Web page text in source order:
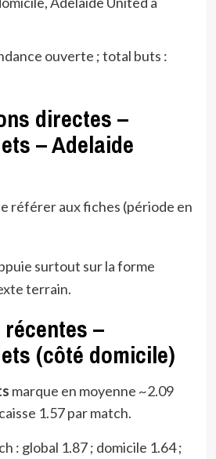
ouverte ; total buts :
directes –
– Adelaide
référer aux fiches (période en
surtout sur la forme
terrain.
–
(côté domicile)
marque en moyenne ~2.09
1.57 par match.
: global 1.87 ; domicile 1.64 ;